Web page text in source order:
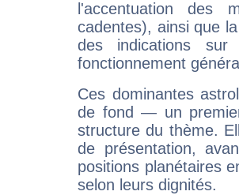
l'accentuation des
cadentes), ainsi que
des indications sur
fonctionnement
Ces dominantes
de fond — un
structure du thème.
de présentation,
positions planétaires
selon leurs dignités.